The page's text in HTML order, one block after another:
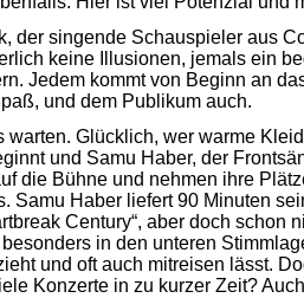
der singende Schauspieler aus
keine Illusionen, jemals ein
Jedem kommt von Beginn an
und dem Publikum auch.
warten. Glücklich, wer warme
und Samu Haber, der
die Bühne und nehmen ihre
Samu Haber liefert 90 Minuten
Century“, aber doch schon
in den unteren
und oft auch mitreisen lässt.
Konzerte in zu kurzer Zeit?